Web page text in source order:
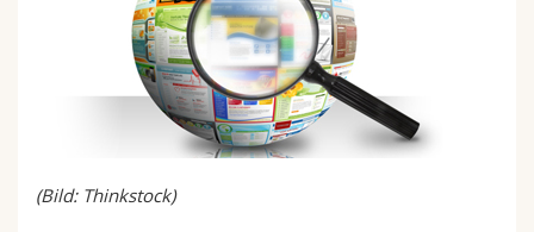
(Bild: Thinkstock)